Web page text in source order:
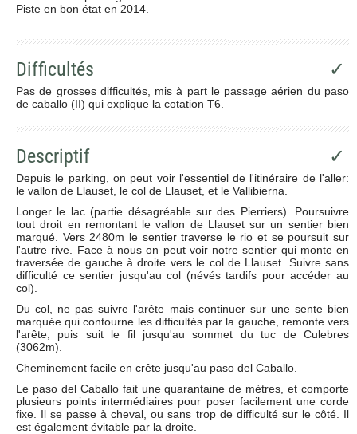
Piste en bon état en 2014.
Difficultés ✓
Pas de grosses difficultés, mis à part le passage aérien du paso
de caballo (II) qui explique la cotation T6.
Descriptif ✓
Depuis le parking, on peut voir l'essentiel de l'itinéraire de l'aller:
le vallon de Llauset, le col de Llauset, et le Vallibierna.
Longer le lac (partie désagréable sur des Pierriers). Poursuivre
tout droit en remontant le vallon de Llauset sur un sentier bien
marqué. Vers 2480m le sentier traverse le rio et se poursuit sur
l'autre rive. Face à nous on peut voir notre sentier qui monte en
traversée de gauche à droite vers le col de Llauset. Suivre sans
difficulté ce sentier jusqu'au col (névés tardifs pour accéder au
col).
Du col, ne pas suivre l'arête mais continuer sur une sente bien
marquée qui contourne les difficultés par la gauche, remonte vers
l'arête, puis suit le fil jusqu'au sommet du tuc de Culebres
(3062m).
Cheminement facile en crête jusqu'au paso del Caballo.
Le paso del Caballo fait une quarantaine de mètres, et comporte
plusieurs points intermédiaires pour poser facilement une corde
fixe. Il se passe à cheval, ou sans trop de difficulté sur le côté. Il
est également évitable par la droite.